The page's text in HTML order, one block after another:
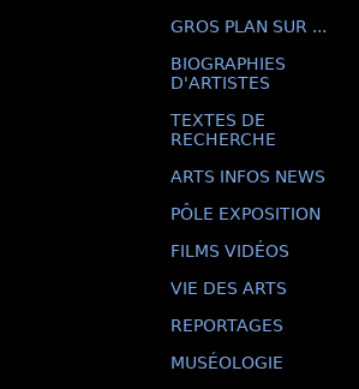
GROS PLAN SUR ...
BIOGRAPHIES
D'ARTISTES
TEXTES DE
RECHERCHE
ARTS INFOS NEWS
PÔLE EXPOSITION
FILMS VIDÉOS
VIE DES ARTS
REPORTAGES
MUSÉOLOGIE